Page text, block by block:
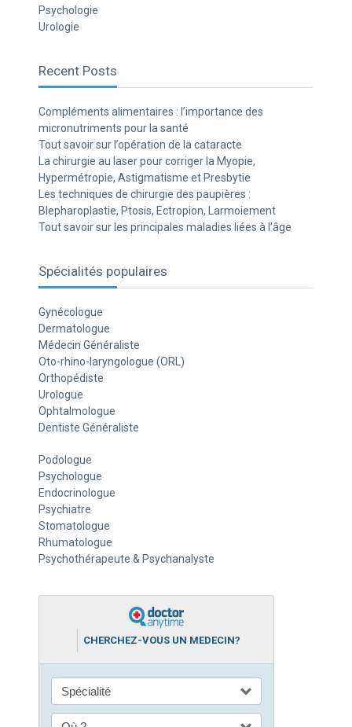
Psychologie
Urologie
Recent Posts
Compléments alimentaires : l’importance des
micronutriments pour la santé
Tout savoir sur l’opération de la cataracte
La chirurgie au laser pour corriger la Myopie,
Hypermétropie, Astigmatisme et Presbytie
Les techniques de chirurgie des paupières :
Blepharoplastie, Ptosis, Ectropion, Larmoiement
Tout savoir sur les principales maladies liées à l’âge
Spécialités populaires
Gynécologue
Dermatologue
Médecin Généraliste
Oto-rhino-laryngologue (ORL)
Orthopédiste
Urologue
Ophtalmologue
Dentiste Généraliste
Podologue
Psychologue
Endocrinologue
Psychiatre
Stomatologue
Rhumatologue
Psychothérapeute & Psychanalyste
CHERCHEZ-VOUS UN MEDECIN?